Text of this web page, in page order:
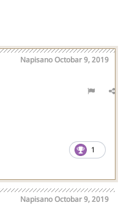
NapisanoOctobar 9, 2019
1
NapisanoOctobar 9, 2019